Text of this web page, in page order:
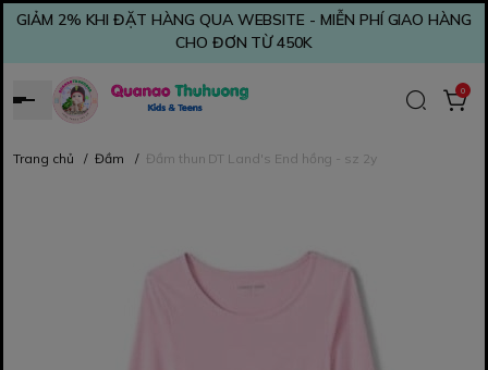
GIẢM 2% KHI ĐẶT HÀNG QUA WEBSITE - MIỄN PHÍ GIAO HÀNG
CHO ĐƠN TỪ 450K
0
Trang chủ / Đầm / Đầm thun DT Land's End hồng - sz 2y